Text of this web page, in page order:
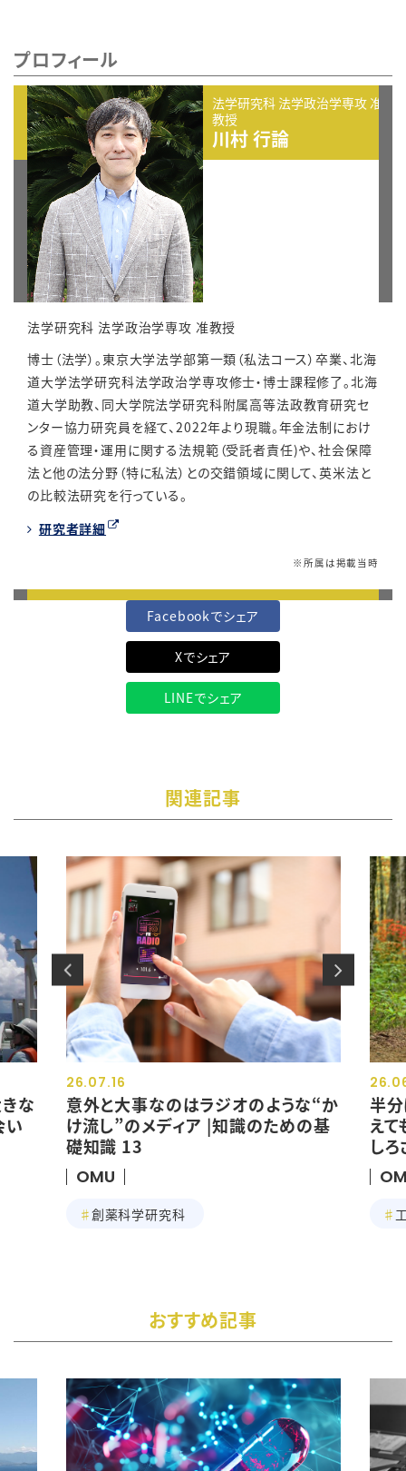
プロフィール
法学研究科 法学政治学専攻 准
教授
川村 行論
法学研究科 法学政治学専攻 准教授
博士（法学）。東京大学法学部第一類（私法コース）卒業、北海
道大学法学研究科法学政治学専攻修士・博士課程修了。北海
道大学助教、同大学院法学研究科附属高等法政教育研究セ
ンター協力研究員を経て、2022年より現職。年金法制におけ
る資産管理・運用に関する法規範（受託者責任)や、社会保障
法と他の法分野（特に私法）との交錯領域に関して、英米法と
の比較法研究を行っている。
研究者詳細
※所属は掲載当時
Facebookでシェア
Xでシェア
LINEでシェア
関連記事
な
い
26.07.16
意外と大事なのはラジオのような“か
け流し”のメディア |知識のための基
礎知識 13
OMU
創薬科学研究科
半
え
し
おすすめ記事